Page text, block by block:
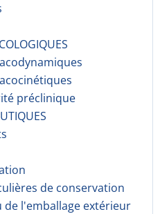
préclinique
de conservation
de l'emballage extérieur